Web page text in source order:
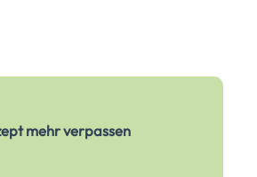
mehr verpassen